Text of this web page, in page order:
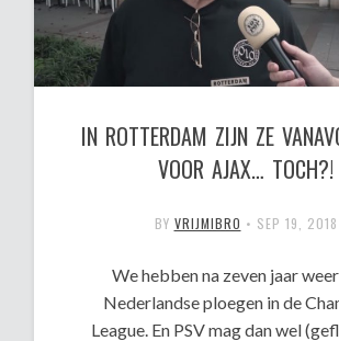
IN ROTTERDAM ZIJN ZE
VOOR AJAX… TOCH?!
BY VRIJMIBRO • SEP 19, 2018
We hebben na zeven jaar
Nederlandse ploegen in de
League. En PSV mag dan wel